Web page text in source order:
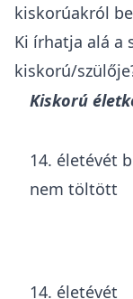
kiskorúakról
Ki írhatja alá a
kiskorú/
Kiskorú
14. életévét
nem töltött
14. életévét